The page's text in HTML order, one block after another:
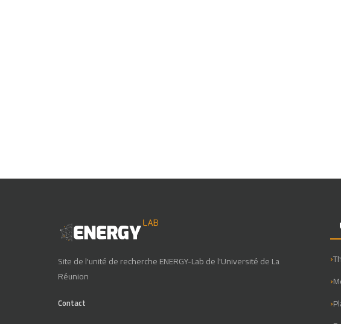
Site de l'unité de recherche ENERGY-Lab de l'Université de La
Réunion
Contact